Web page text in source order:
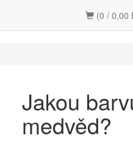
(0 / 0,00
Jakou
medvěd?